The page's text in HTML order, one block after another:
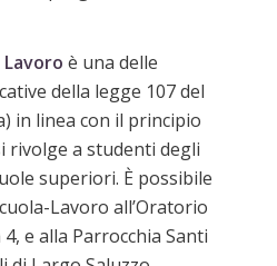
è una delle
della legge 107 del
in linea con il principio
rivolge a studenti degli
superiori. È possibile
Lavoro all’Oratorio
e alla Parrocchia Santi